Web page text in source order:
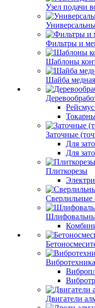
Узел подачи
Фильтры и
Шаблоны
Шайба
Заточные
Для
Для
Плиткорезы
Сверлильные
Вибротехника
Двигатели